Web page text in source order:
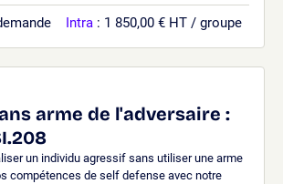
Intra : 1 850,00 € HT / groupe
arme de l'adversaire :
un individu agressif sans utiliser une arme
compétences de self defense avec notre